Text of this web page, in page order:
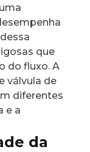
que
do fluxo. A
válvula de
diferentes
e a
da